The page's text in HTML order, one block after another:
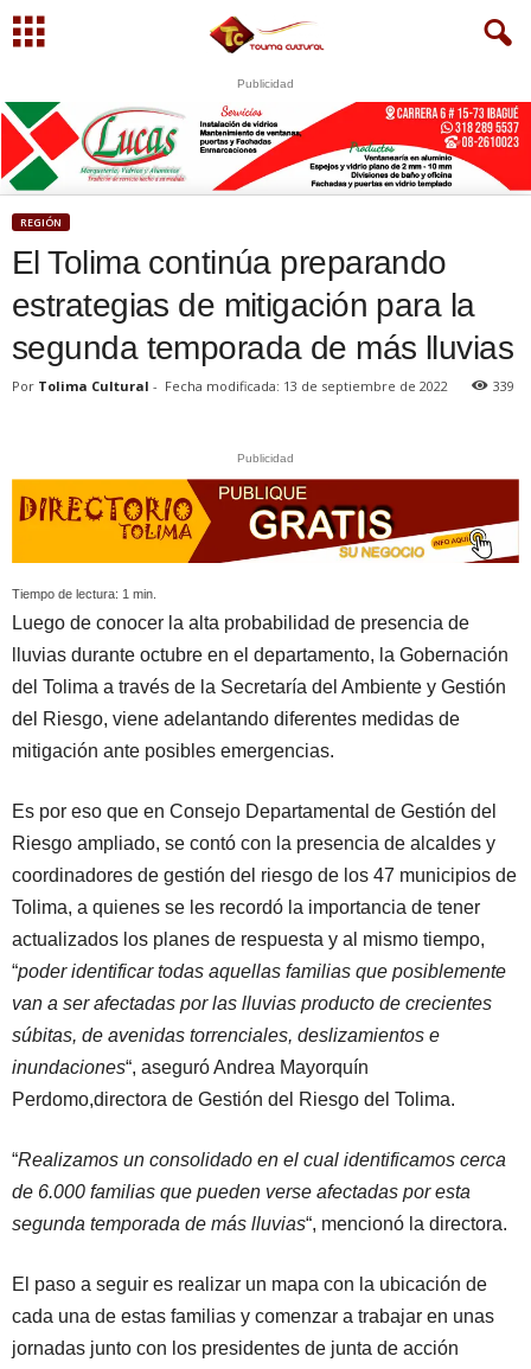
Publicidad
REGIÓN
El Tolima continúa preparando
estrategias de mitigación para la
segunda temporada de más lluvias
Por Tolima Cultural - Fecha modificada: 13 de septiembre de 2022 339
Publicidad
Tiempo de lectura: 1 min.
Luego de conocer la alta probabilidad de presencia de
lluvias durante octubre en el departamento, la Gobernación
del Tolima a través de la Secretaría del Ambiente y Gestión
del Riesgo, viene adelantando diferentes medidas de
mitigación ante posibles emergencias.
Es por eso que en Consejo Departamental de Gestión del
Riesgo ampliado, se contó con la presencia de alcaldes y
coordinadores de gestión del riesgo de los 47 municipios de
Tolima, a quienes se les recordó la importancia de tener
actualizados los planes de respuesta y al mismo tiempo,
“poder identificar todas aquellas familias que posiblemente
van a ser afectadas por las lluvias producto de crecientes
súbitas, de avenidas torrenciales, deslizamientos e
inundaciones“, aseguró Andrea Mayorquín
Perdomo,directora de Gestión del Riesgo del Tolima.
“Realizamos un consolidado en el cual identificamos cerca
de 6.000 familias que pueden verse afectadas por esta
segunda temporada de más lluvias“, mencionó la directora.
El paso a seguir es realizar un mapa con la ubicación de
cada una de estas familias y comenzar a trabajar en unas
jornadas junto con los presidentes de junta de acción